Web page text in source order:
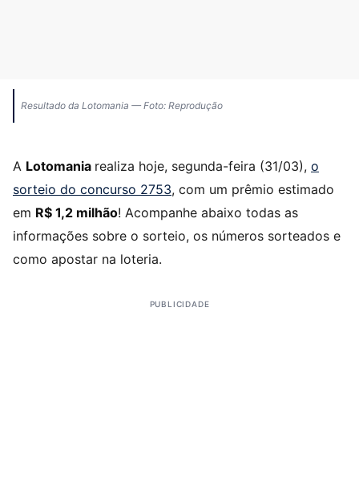
Resultado da Lotomania — Foto: Reprodução
Lotomania realiza hoje, segunda-feira (31/03), o
sorteio do concurso 2753, com um prêmio estimado
em R$ 1,2 milhão! Acompanhe abaixo todas as
informações sobre o sorteio, os números sorteados e
como apostar na loteria.
PUBLICIDADE